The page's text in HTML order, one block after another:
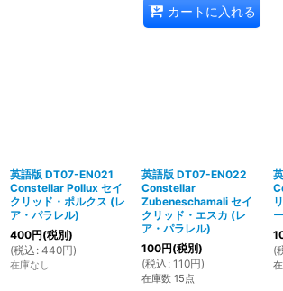
カートに入れる
英語版 DT07-EN021
Constellar Pollux セイ
クリッド・ポルクス (レ
ア・パラレル)
400円(税別)
(税込 : 440円)
在庫なし
英語版 DT07-EN022
Constellar
Zubeneschamali セイ
クリッド・エスカ (レ
ア・パラレル)
100円(税別)
(税込 : 110円)
在庫数 15点
(